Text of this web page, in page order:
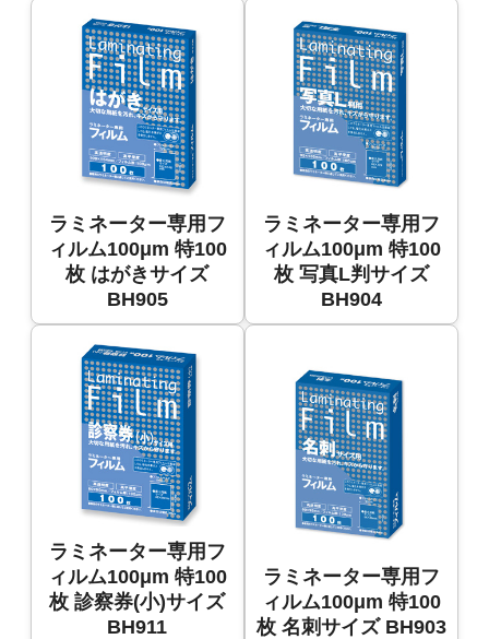
ラミネーター専用フ
ィルム100μm 特100
枚 はがきサイズ
BH905
ラミネーター専用フ
ィルム100μm 特100
枚 写真L判サイズ
BH904
ラミネーター専用フ
ィルム100μm 特100
枚 診察券(小)サイズ
BH911
ラミネーター専用フ
ィルム100μm 特100
枚 名刺サイズ BH903